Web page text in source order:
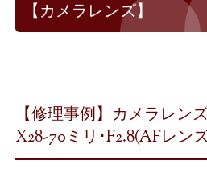
【カメラレンズ】
【修理事例】カメラレン
X28-70ミリ･F2.8(AFレン